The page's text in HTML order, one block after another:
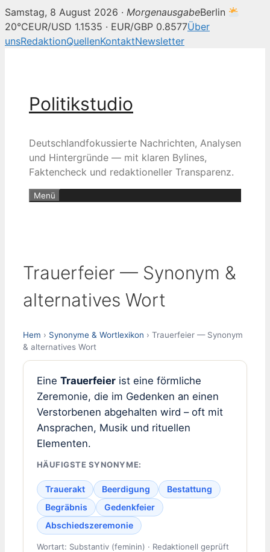
Samstag, 8 August 2026 · MorgenausgabeBerlin
20°CEUR/USD 1.1535 · EUR/GBP 0.8577Über
unsRedaktionQuellenKontaktNewsletter
Politikstudio
Deutschlandfokussierte Nachrichten, Analysen
und Hintergründe — mit klaren Bylines,
Faktencheck und redaktioneller Transparenz.
Menü
Trauerfeier — Synonym &
alternatives Wort
Hem › Synonyme & Wortlexikon › Trauerfeier — Synonym
& alternatives Wort
Eine Trauerfeierist eine förmliche
Zeremonie, die im Gedenken an einen
Verstorbenen abgehalten wird – oft mit
Ansprachen, Musik und rituellen
Elementen.
HÄUFIGSTE SYNONYME:
Trauerakt Beerdigung
Bestattung
Begräbnis
Gedenkfeier
Abschiedszeremonie
Wortart: Substantiv (feminin) · Redaktionell geprüft